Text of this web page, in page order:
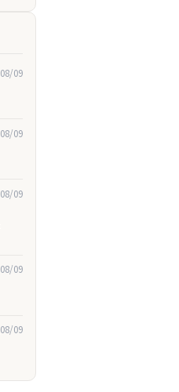
08/09
08/09
08/09
08/09
08/09